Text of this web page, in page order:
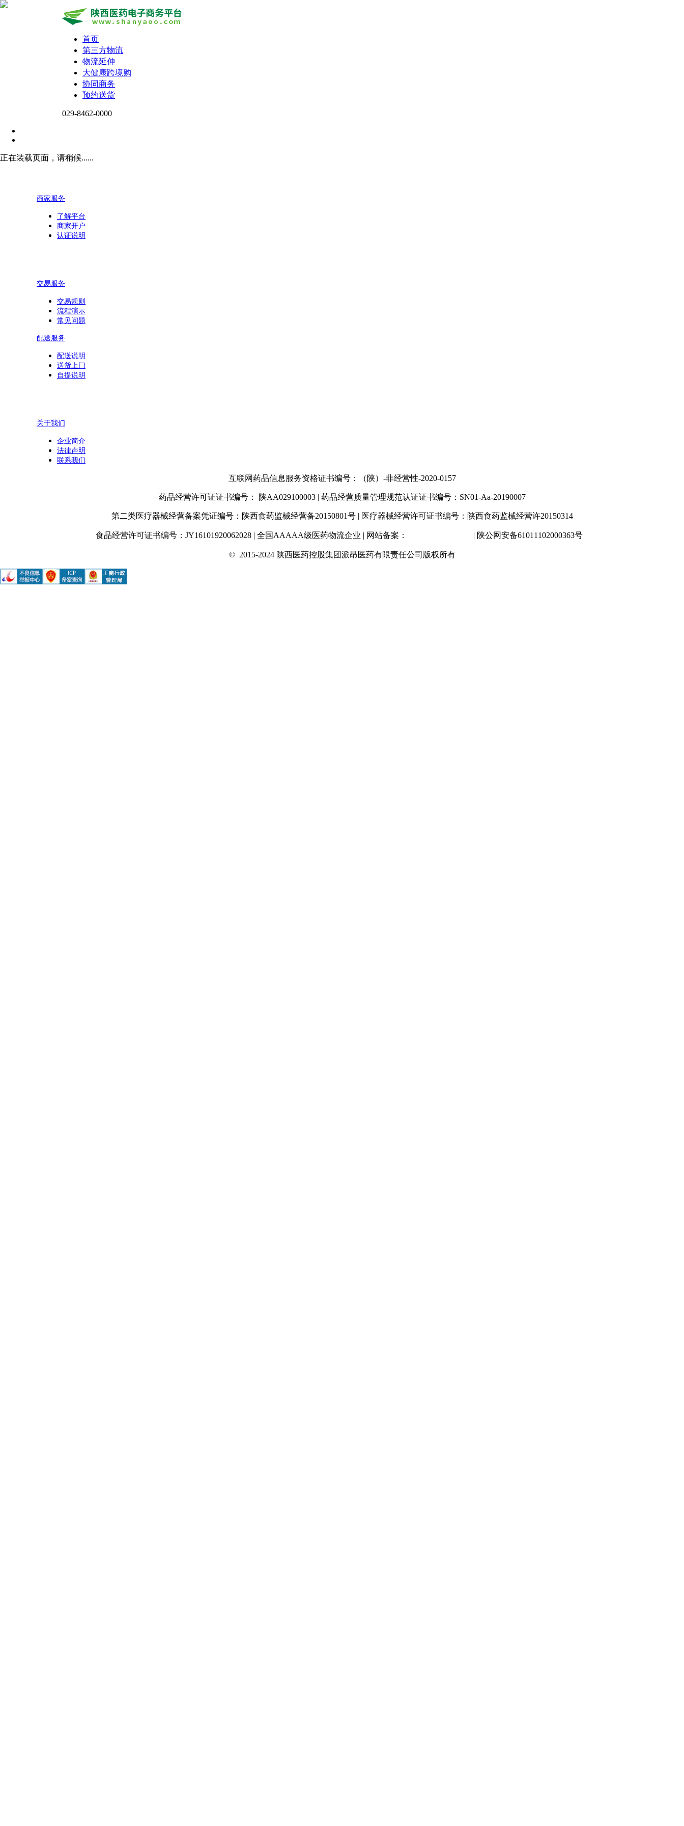
首页
第三方物流
物流延伸
大健康跨境购
协同商务
预约送货
029-8462-0000
正在装载页面，请稍候......
商家服务
了解平台
商家开户
认证说明
交易服务
交易规则
流程演示
常见问题
配送服务
配送说明
送货上门
自提说明
关于我们
企业简介
法律声明
联系我们
互联网药品信息服务资格证书编号：（陕）-非经营性-2020-0157
药品经营许可证证书编号： 陕AA029100003 | 药品经营质量管理规范认证证书编号：SN01-Aa-20190007
第二类医疗器械经营备案凭证编号：陕西食药监械经营备20150801号 | 医疗器械经营许可证书编号：陕西食药监械经营许20150314
食品经营许可证书编号：JY16101920062028 | 全国AAAAA级医药物流企业 | 网站备案： | 陕公网安备61011102000363号
© 2015-2024 陕西医药控股集团派昂医药有限责任公司版权所有